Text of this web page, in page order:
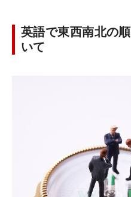
英語で東西南北の
いて